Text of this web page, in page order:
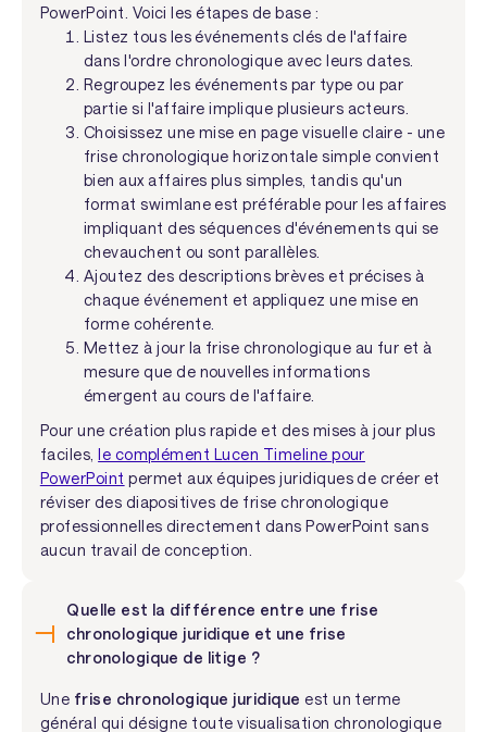
PowerPoint. Voici les étapes de base :
Listez tous les événements clés de l'affaire
dans l'ordre chronologique avec leurs dates.
Regroupez les événements par type ou par
partie si l'affaire implique plusieurs acteurs.
Choisissez une mise en page visuelle claire - une
frise chronologique horizontale simple convient
bien aux affaires plus simples, tandis qu'un
format swimlane est préférable pour les affaires
impliquant des séquences d'événements qui se
chevauchent ou sont parallèles.
Ajoutez des descriptions brèves et précises à
chaque événement et appliquez une mise en
forme cohérente.
Mettez à jour la frise chronologique au fur et à
mesure que de nouvelles informations
émergent au cours de l'affaire.
Pour une création plus rapide et des mises à jour plus
faciles,le complément Lucen Timeline pour
PowerPoint permet aux équipes juridiques de créer et
réviser des diapositives de frise chronologique
professionnelles directement dans PowerPoint sans
aucun travail de conception.
Quelle est la différence entre une frise
chronologique juridique et une frise
chronologique de litige ?
Une frise chronologique juridique est un terme
général qui désigne toute visualisation chronologique